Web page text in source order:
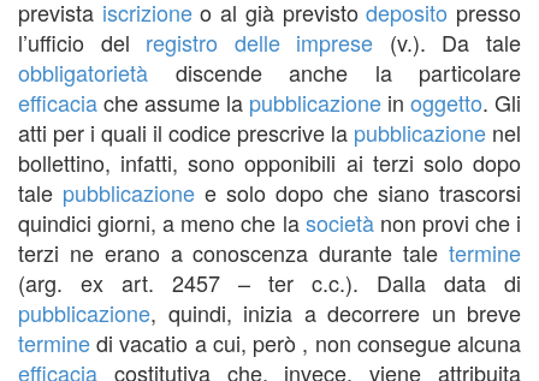
prevista iscrizioneo al già previstodeposito presso
l’ufficio del registro delle imprese (v.). Da tale
obbligatorietà discende anche la particolare
efficaciache assume la pubblicazione in oggetto. Gli
atti per i quali il codice prescrive la pubblicazione nel
bollettino, infatti, sono opponibili ai terzi solo dopo
tale pubblicazione e solo dopo che siano trascorsi
quindici giorni, a meno che lasocietànon provi che i
terzi ne erano a conoscenza durante tale termine
(arg. ex art. 2457 – ter c.c.). Dalla data di
pubblicazione, quindi, inizia a decorrere un breve
terminedi vacatio a cui, però , non consegue alcuna
efficacia costitutiva che, invece, viene attribuita